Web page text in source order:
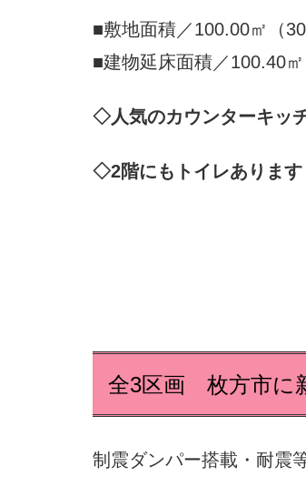
■敷地面積／100.00㎡（
■建物延床面積／100.40㎡
◇人気のカウンターキッ
◇2階にもトイレありま
全3区画 枚方市に
制震ダンパー搭載・耐震